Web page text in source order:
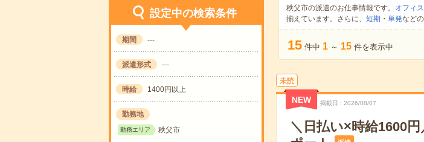
設定中の検索条件
期間 ---
派遣形式 ---
時給 1400円以上
勤務地
勤務エリア 秩父市
秩父市の派遣のお仕事情報です。 オフィ
揃えています。さらに、 短期 ・ 単発などの
15 件中 1 ～ 15 件を表示中
未読
NEW 掲載日 2026/08/07
＼日払い×時給1600